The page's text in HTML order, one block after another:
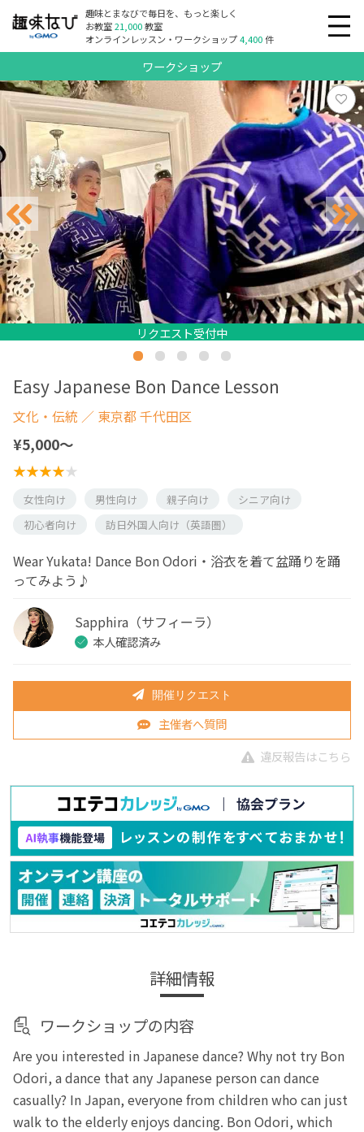
趣味とまなびで毎日を、もっと楽しく
お教室21,000教室
オンラインレッスン・ワークショップ4,400件
ワークショップ
リクエスト受付中
リクエスト受付中
リクエスト受付中
リクエスト受付中
リクエスト受付中
リクエスト受付中
Easy Japanese Bon Dance Lesson
文化・伝統 ／ 東京都 千代田区
¥5,000〜
女性向け 男性向け 親子向け
シニア向け
初心者向け
訪日外国人向け（英語圏）
Wear Yukata! Dance Bon Odori・浴衣を着て盆踊りを踊
ってみよう♪
Sapphira（サフィーラ）
本人確認済み
開催リクエスト
主催者へ質問
違反報告はこちら
詳細情報
ワークショップの内容
Are you interested in Japanese dance? Why not try Bon
Odori, a dance that any Japanese person can dance
casually? In Japan, everyone from children who can just
walk to the elderly enjoys dancing. Bon Odori, which